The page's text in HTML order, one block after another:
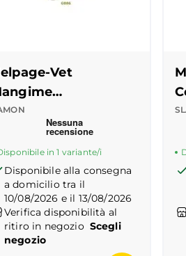
10176794-center
Vet
Truspilot del prodotto
in 1 variante/i
Disponibile alla consegna
a domicilio tra il
10/08/2026 e il 13/08/2026
Verifica disponibilità al
ritiro in negozio Scegli
negozio